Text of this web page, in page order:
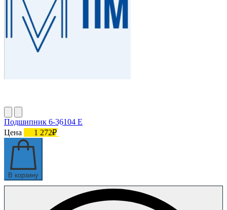
Подшипник 6-36104 Е
Цена
1 272₽
В корзину